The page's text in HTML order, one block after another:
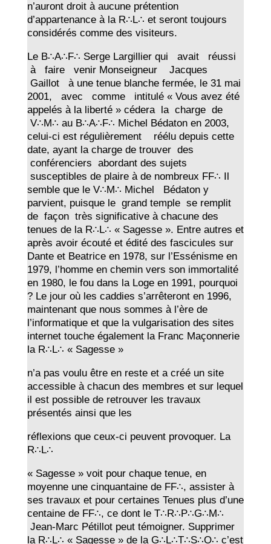
n’auront droit à aucune prétention
d’appartenance à la R∴L∴ et seront toujours
considérés comme des visiteurs.
Le B∴A∴F∴ Serge Largillier qui avait réussi
à faire venir Monseigneur Jacques
Gaillot à une tenue blanche fermée, le 31 mai
2001, avec comme intitulé « Vous avez été
appelés à la liberté » cédera la charge de
V∴M∴ au B∴A∴F∴ Michel Bédaton en 2003,
celui-ci est régulièrement réélu depuis cette
date, ayant la charge de trouver des
conférenciers abordant des sujets
susceptibles de plaire à de nombreux FF∴ Il
semble que le V∴M∴ Michel Bédaton y
parvient, puisque le grand temple se remplit
de façon très significative à chacune des
tenues de la R∴L∴ « Sagesse ». Entre autres et
après avoir écouté et édité des fascicules sur
Dante et Beatrice en 1978, sur l’Essénisme en
1979, l’homme en chemin vers son immortalité
en 1980, le fou dans la Loge en 1991, pourquoi
? Le jour où les caddies s’arrêteront en 1996,
maintenant que nous sommes à l’ère de
l’informatique et que la vulgarisation des sites
internet touche également la Franc Maçonnerie
la R∴L∴ « Sagesse »
n’a pas voulu être en reste et a créé un site
accessible à chacun des membres et sur lequel
il est possible de retrouver les travaux
présentés ainsi que les
réflexions que ceux-ci peuvent provoquer. La
R∴L∴
« Sagesse » voit pour chaque tenue, en
moyenne une cinquantaine de FF∴, assister à
ses travaux et pour certaines Tenues plus d’une
centaine de FF∴, ce dont le T∴R∴P∴G∴M∴
Jean-Marc Pétillot peut témoigner. Supprimer
la R∴L∴ « Sagesse » de la G∴L∴T∴S∴O∴ c’est